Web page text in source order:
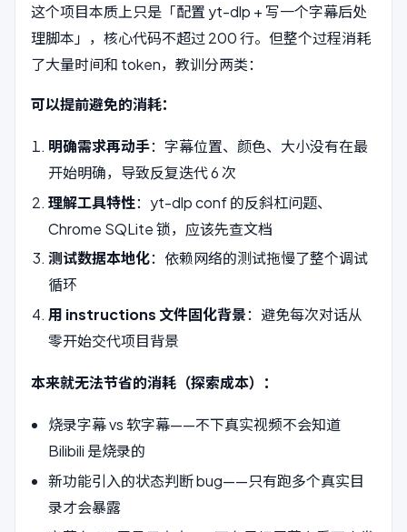
这个项目本质上只是「配置 yt-dlp + 写一个字幕后处
理脚本」，核心代码不超过 200 行。但整个过程消耗
了大量时间和 token，教训分两类：
可以提前避免的消耗：
明确需求再动手：字幕位置、颜色、大小没有在最
开始明确，导致反复迭代 6 次
理解工具特性：yt-dlp conf 的反斜杠问题、
Chrome SQLite 锁，应该先查文档
测试数据本地化：依赖网络的测试拖慢了整个调试
循环
用 instructions 文件固化背景：避免每次对话从
零开始交代项目背景
本来就无法节省的消耗（探索成本）：
烧录字幕 vs 软字幕——不下真实视频不会知道
Bilibili 是烧录的
新功能引入的状态判断 bug——只有跑多个真实目
录才会暴露